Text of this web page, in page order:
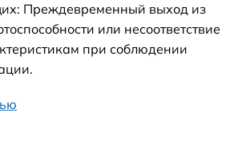
Преждевременный выход из
или несоответствие
при соблюдении